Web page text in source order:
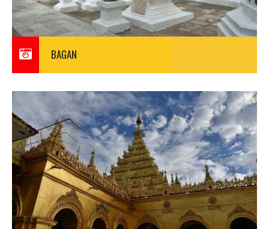
BAGAN